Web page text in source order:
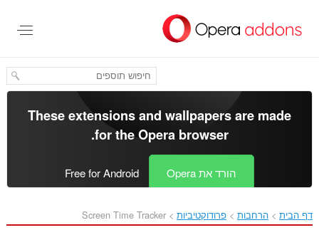
העיקרי
These extensions and wallpapers are made
for theOpera browser
.
הורד את Opera Free for Android
דף הבית הרחבות פרודוקטיביות Screen Time Tracker‎